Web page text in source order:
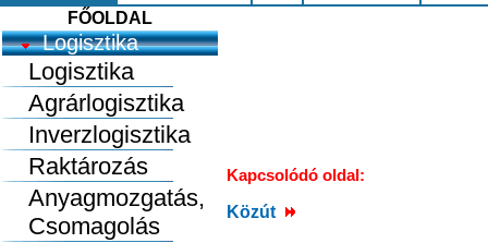
FŐOLDAL
Logisztika
Logisztika
Agrárlogisztika
Inverzlogisztika
Raktározás
Anyagmozgatás,
Csomagolás
Kapcsolódó oldal:
Közút